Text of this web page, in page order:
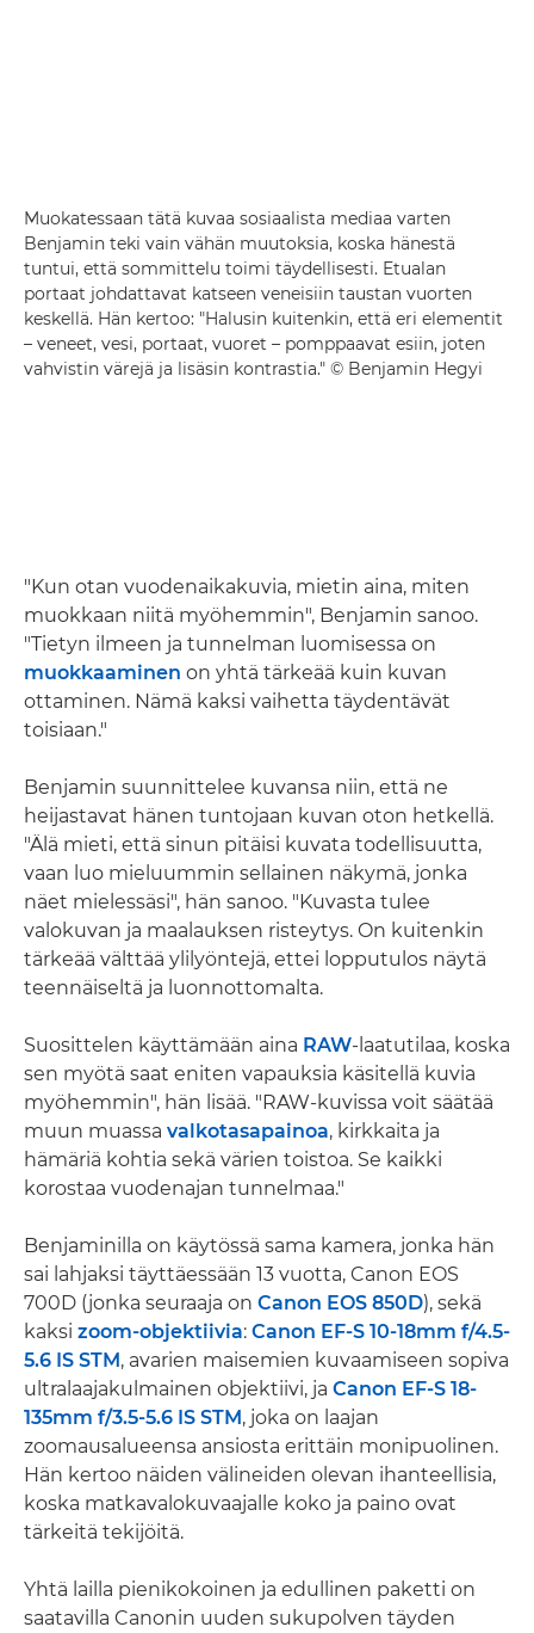
Muokatessaan tätä kuvaa sosiaalista mediaa varten
Benjamin teki vain vähän muutoksia, koska hänestä
tuntui, että sommittelu toimi täydellisesti. Etualan
portaat johdattavat katseen veneisiin taustan vuorten
keskellä. Hän kertoo: "Halusin kuitenkin, että eri elementit
– veneet, vesi, portaat, vuoret – pomppaavat esiin, joten
vahvistin värejä ja lisäsin kontrastia." © Benjamin Hegyi
"Kun otan vuodenaikakuvia, mietin aina, miten
muokkaan niitä myöhemmin", Benjamin sanoo.
"Tietyn ilmeen ja tunnelman luomisessa on
muokkaaminen on yhtä tärkeää kuin kuvan
ottaminen. Nämä kaksi vaihetta täydentävät
toisiaan."
Benjamin suunnittelee kuvansa niin, että ne
heijastavat hänen tuntojaan kuvan oton hetkellä.
"Älä mieti, että sinun pitäisi kuvata todellisuutta,
vaan luo mieluummin sellainen näkymä, jonka
näet mielessäsi", hän sanoo. "Kuvasta tulee
valokuvan ja maalauksen risteytys. On kuitenkin
tärkeää välttää ylilyöntejä, ettei lopputulos näytä
teennäiseltä ja luonnottomalta.
Suosittelen käyttämään aina RAW-laatutilaa, koska
sen myötä saat eniten vapauksia käsitellä kuvia
myöhemmin", hän lisää. "RAW-kuvissa voit säätää
muun muassa valkotasapainoa, kirkkaita ja
hämäriä kohtia sekä värien toistoa. Se kaikki
korostaa vuodenajan tunnelmaa."
Benjaminilla on käytössä sama kamera, jonka hän
sai lahjaksi täyttäessään 13 vuotta, Canon EOS
700D (jonka seuraaja on Canon EOS 850D), sekä
kaksi zoom-objektiivia: Canon EF-S 10-18mm f/4.5-
5.6 IS STM, avarien maisemien kuvaamiseen sopiva
ultralaajakulmainen objektiivi, ja Canon EF-S 18-
135mm f/3.5-5.6 IS STM, joka on laajan
zoomausalueensa ansiosta erittäin monipuolinen.
Hän kertoo näiden välineiden olevan ihanteellisia,
koska matkavalokuvaajalle koko ja paino ovat
tärkeitä tekijöitä.
Yhtä lailla pienikokoinen ja edullinen paketti on
saatavilla Canonin uuden sukupolven täyden